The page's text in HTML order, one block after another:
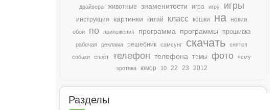
драйвера животные знаменитости игра игру игры
инструкция картинки китай класс кошки на нокиа
обои по приложения программа программы прошивка
рабочая реклама решебник самсунг скачать
снятся
собаки
спорт телефон телефона темы фото
чему
эротика
юмор 10 22 23 2012
Разделы